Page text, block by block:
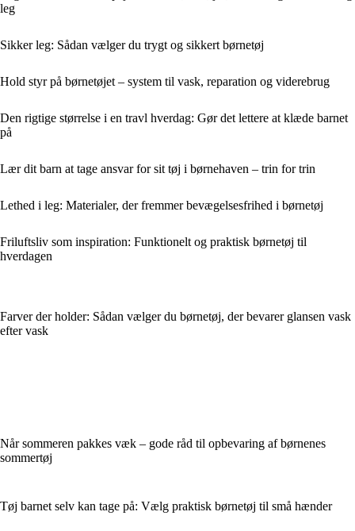
leg
Sikker leg: Sådan vælger du trygt og sikkert børnetøj
Hold styr på børnetøjet – system til vask, reparation og viderebrug
Den rigtige størrelse i en travl hverdag: Gør det lettere at klæde barnet
på
Lær dit barn at tage ansvar for sit tøj i børnehaven – trin for trin
Lethed i leg: Materialer, der fremmer bevægelsesfrihed i børnetøj
Friluftsliv som inspiration: Funktionelt og praktisk børnetøj til
hverdagen
Farver der holder: Sådan vælger du børnetøj, der bevarer glansen vask
efter vask
Når sommeren pakkes væk – gode råd til opbevaring af børnenes
sommertøj
Tøj barnet selv kan tage på: Vælg praktisk børnetøj til små hænder